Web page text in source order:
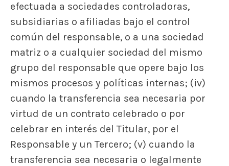
efectuada a sociedades controladoras,
subsidiarias o afiliadas bajo el control
común del responsable, o a una sociedad
matriz o a cualquier sociedad del mismo
grupo del responsable que opere bajo los
mismos procesos y políticas internas; (iv)
cuando la transferencia sea necesaria por
virtud de un contrato celebrado o por
celebrar en interés del Titular, por el
Responsable y un Tercero; (v) cuando la
transferencia sea necesaria o legalmente